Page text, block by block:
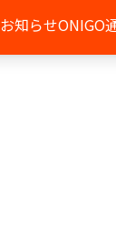
お知らせONIGO